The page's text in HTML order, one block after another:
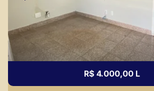
R$ 4.000,00 L